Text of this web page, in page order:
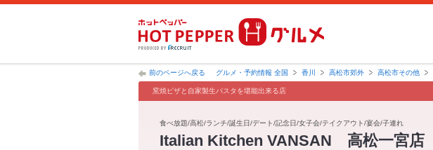
前のページへ戻る グルメ・予約情報 全国 香川 高松市郊外 高松市その他
窯焼ピザと自家製生パスタを堪能出来る店
食べ放題/高松/ランチ/誕生日/デート/記念日/女子会/テイクアウト/宴会/子連れ
Italian Kitchen VANSAN 高松一宮店